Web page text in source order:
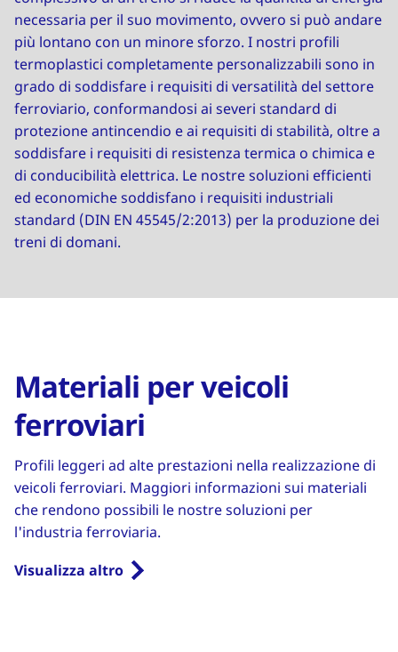
necessaria per il suo movimento, ovvero si può andare
più lontano con un minore sforzo. I nostri profili
termoplastici completamente personalizzabili sono in
grado di soddisfare i requisiti di versatilità del settore
ferroviario, conformandosi ai severi standard di
protezione antincendio e ai requisiti di stabilità, oltre a
soddisfare i requisiti di resistenza termica o chimica e
di conducibilità elettrica. Le nostre soluzioni efficienti
ed economiche soddisfano i requisiti industriali
standard (DIN EN 45545/2:2013) per la produzione dei
treni di domani.
Materiali per veicoli
ferroviari
Profili leggeri ad alte prestazioni nella realizzazione di
veicoli ferroviari. Maggiori informazioni sui materiali
che rendono possibili le nostre soluzioni per
l'industria ferroviaria.
Visualizza altro